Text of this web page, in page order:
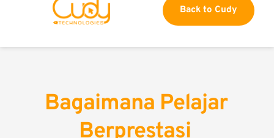
Back to Cudy
Bagaimana Pelajar
Berprestasi